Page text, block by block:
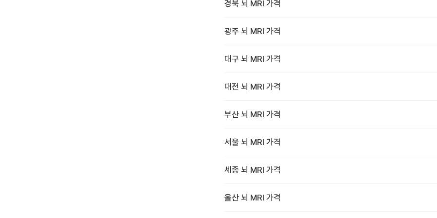
경북 뇌 MRI 가격
광주 뇌 MRI 가격
대구 뇌 MRI 가격
대전 뇌 MRI 가격
부산 뇌 MRI 가격
서울 뇌 MRI 가격
세종 뇌 MRI 가격
울산 뇌 MRI 가격